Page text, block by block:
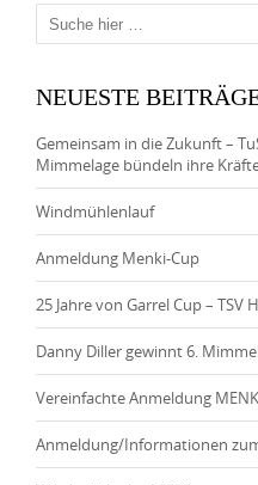
NEUESTE
Gemeinsam in die Zukunft –
Mimmelage bündeln ihre
Windmühlenlauf
Anmeldung Menki-Cup
25 Jahre von Garrel Cup –
Danny Diller gewinnt 6.
Vereinfachte Anmeldung
Anmeldung/Informationen